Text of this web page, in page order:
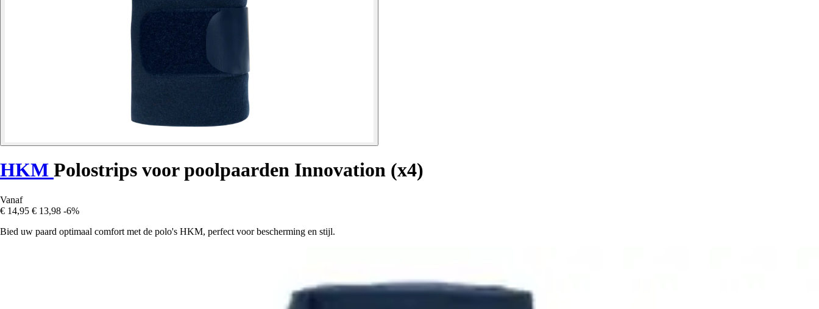
HKM Polostrips voor poolpaarden Innovation (x4)
Vanaf
€ 14,95 € 13,98 -6%
Bied uw paard optimaal comfort met de polo's HKM, perfect voor bescherming en stijl.